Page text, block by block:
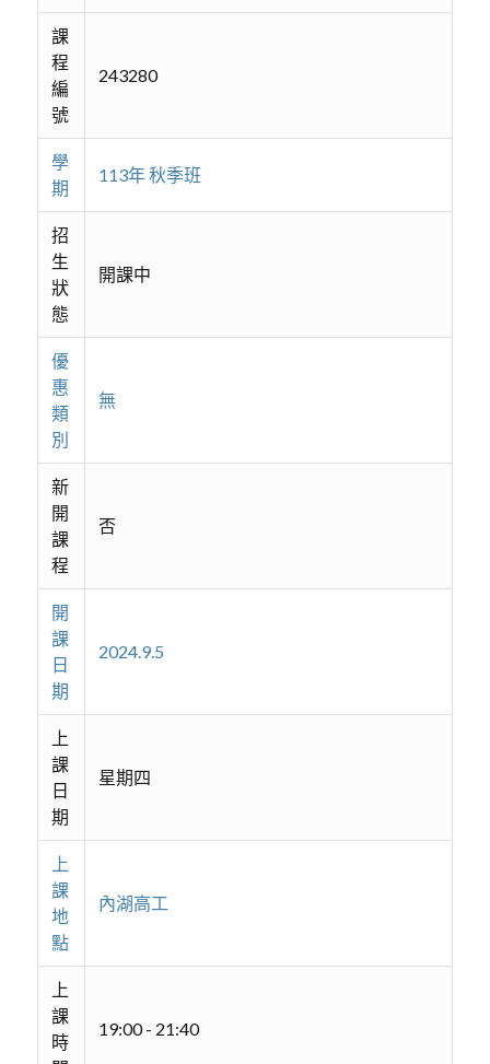
課
程
編
號
243280
學
期
113年 秋季班
招
生
狀
態
開課中
優
惠
類
別
無
新
開
課
程
否
開
課
日
期
2024.9.5
上
課
日
期
星期四
上
課
地
點
內湖高工
上
課
時
19:00 - 21:40